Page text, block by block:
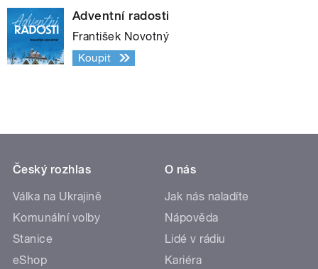
Adventní radosti
František Novotný
Koupit
Český rozhlas
Válka na Ukrajině
Komunální volby
Stanice
eShop
O nás
Jak nás naladíte
Nápověda
Lidé v rádiu
Kariéra